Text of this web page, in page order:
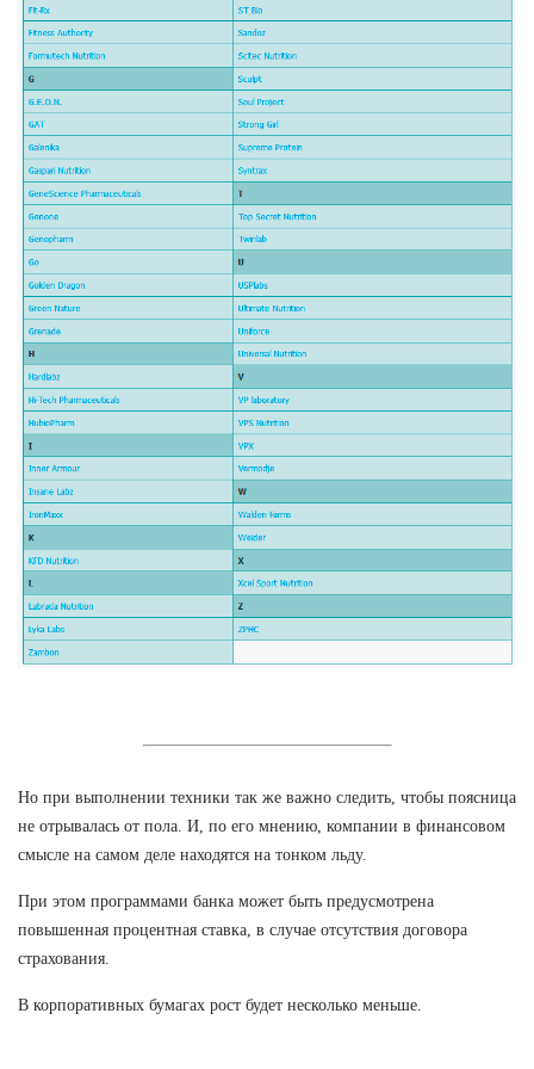
Но при выполнении техники так же важно следить, чтобы поясница
не отрывалась от пола. И, по его мнению, компании в финансовом
смысле на самом деле находятся на тонком льду.
При этом программами банка может быть предусмотрена
повышенная процентная ставка, в случае отсутствия договора
страхования.
В корпоративных бумагах рост будет несколько меньше.